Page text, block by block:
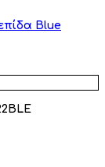
Blue